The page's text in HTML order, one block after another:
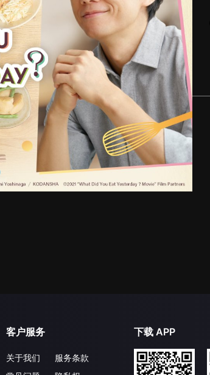
客户服务
关于我们
服务条款
下载 APP